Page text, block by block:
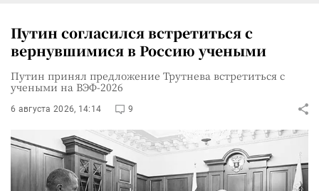
Путин согласился встретиться с
вернувшимися в Россию учеными
Путин принял предложение Трутнева встретиться с
учеными на ВЭФ-2026
6 августа 2026, 14:14 9